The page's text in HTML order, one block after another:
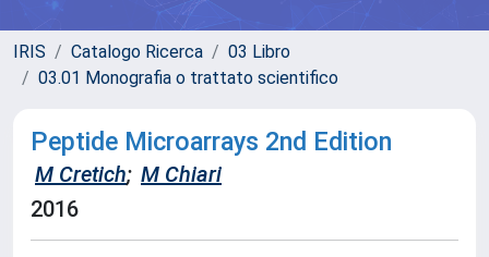
IRIS Catalogo Ricerca
03 Libro
03.01 Monografia o trattato scientifico
Peptide Microarrays 2nd Edition
M Cretich; M Chiari
2016